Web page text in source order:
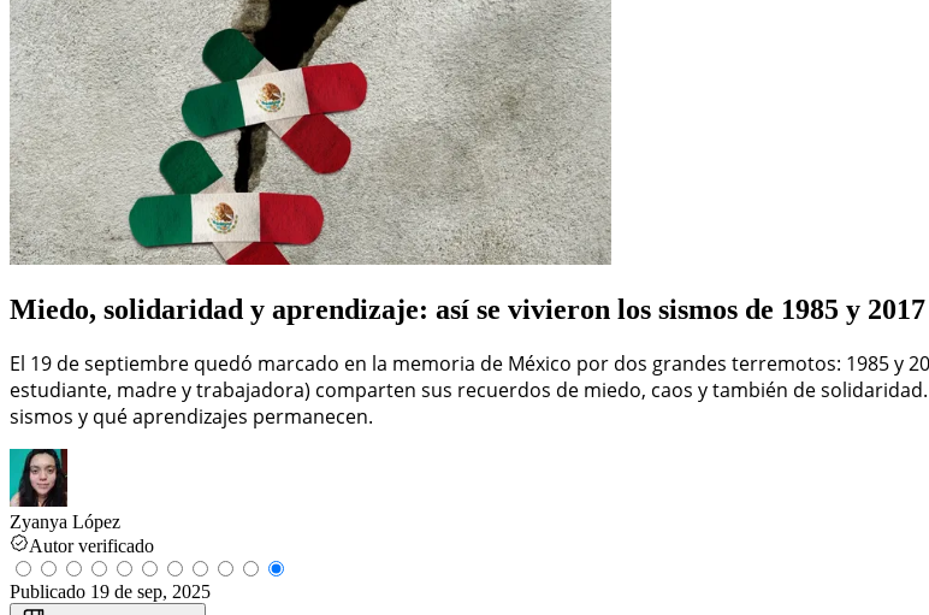
Miedo, solidaridad y aprendizaje: así se vivieron los sismos de 1985 y 2017
El 19 de septiembre quedó marcado en la memoria de México por dos grandes terremotos: 1985 y
estudiante, madre y trabajadora) comparten sus recuerdos de miedo, caos y también de
sismos y qué aprendizajes permanecen.
Zyanya López
Autor verificado
Publicado 19 de sep, 2025